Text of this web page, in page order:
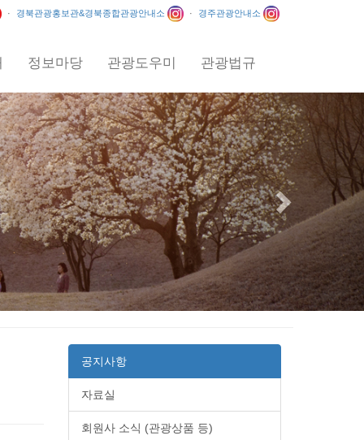
· 경북관광홍보관&경북종합관광안내소 · 경주관광안내소
정보마당 관광도우미 관광법규
Next
공지사항
자료실
회원사 소식 (관광상품 등)